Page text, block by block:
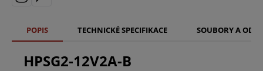
POPIS TECHNICKÉ SPECIFIKACE SOUBORY A
HPSG2-12V2A-B